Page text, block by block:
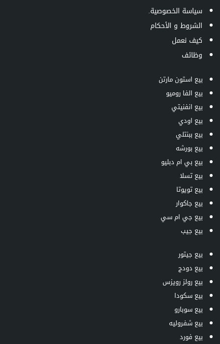
سياسة الخصوصية.
الشروط و الأحكام
كيف نعمل
وظائف
بيع استون مارتن
بيع الفا روميو
بيع انفنيتي
بيع اودي
بيع ببنتلي
بيع بورشه
بيع بي ام دبليو
بيع تسلا
بيع تويوتا
بيع جاكوار
بيع جي ام سي
بيع جيب
بيع جيتور
بيع دودج
بيع رولز رويزس
بيع سكودا
بيع سوبارو
بيع شفروليه
بيع فورد